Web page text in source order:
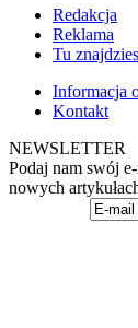
Redakcja
Reklama
Tu
Informacja
Kontakt
NEWSLETTER
Podaj nam swój
nowych